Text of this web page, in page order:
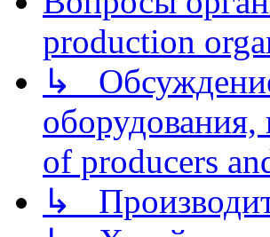
production
↳ Обсуждение
of producers
↳